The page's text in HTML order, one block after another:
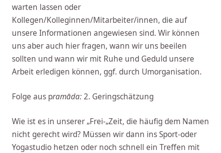
warten lassen oder
Kollegen/Kolleginnen/Mitarbeiter/innen, die auf
unsere Informationen angewiesen sind. Wir können
uns aber auch hier fragen, wann wir uns beeilen
sollten und wann wir mit Ruhe und Geduld unsere
Arbeit erledigen können, ggf. durch Umorganisation.
Folge aus pramāda:2. Geringschätzung
Wie ist es in unserer „Frei-„Zeit, die häufig dem Namen
nicht gerecht wird? Müssen wir dann ins Sport-oder
Yogastudio hetzen oder noch schnell ein Treffen mit